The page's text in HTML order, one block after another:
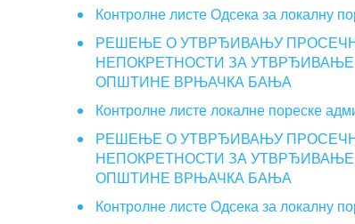
Контролне листе Одсека за локалну
РЕШЕЊЕ О УТВРЂИВАЊУ
НЕПОКРЕТНОСТИ ЗА
ОПШТИНЕ ВРЊАЧКА БАЊА
Контролне листе локалне пореске
РЕШЕЊЕ О УТВРЂИВАЊУ
НЕПОКРЕТНОСТИ ЗА
ОПШТИНЕ ВРЊАЧКА БАЊА
Контролне листе Одсека за локалну